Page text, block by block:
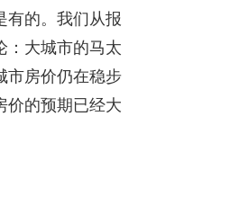
有的。我们从报
：大城市的马太
市房价仍在稳步
价的预期已经大